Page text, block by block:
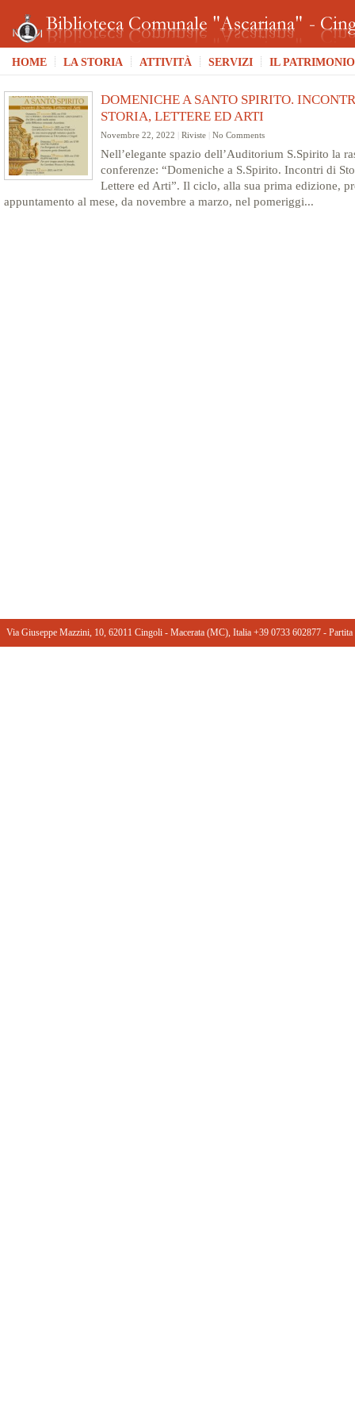
HOME LA STORIA ATTIVITÀ SERVIZI IL PATRIMONIO
DOMENICHE A SANTO SPIRITO.
STORIA, LETTERE ED ARTI
Novembre 22, 2022 Riviste No Comments
Nell’elegante spazio dell’Auditorium S.Spirito la
conferenze: “Domeniche a S.Spirito. Incontri di
Lettere ed Arti”. Il ciclo, alla sua prima edizione,
appuntamento al mese, da novembre a marzo, nel pomeriggi...
Via Giuseppe Mazzini, 10, 62011 Cingoli - Macerata (MC), Italia +39 0733 602877 ‎-